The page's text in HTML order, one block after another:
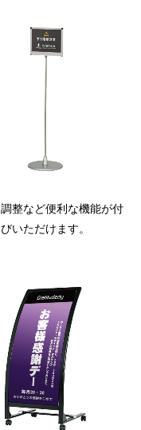
整など便利な機能が付
いただけます。